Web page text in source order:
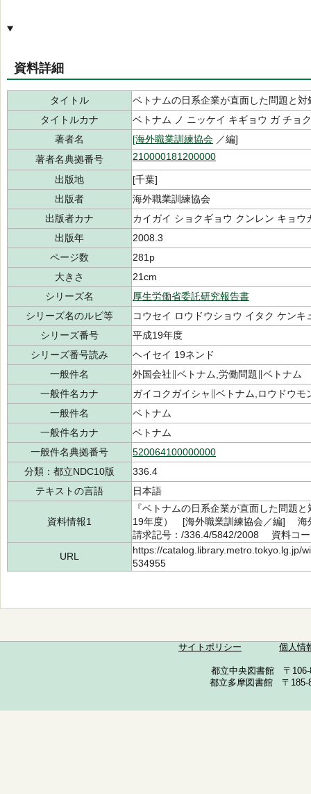
資料詳細
タイトル
ベトナムの日系企業が直面した問題と対
タイトルカナ
ベトナム ノ ニッケイ キギョウ ガ チョ
著者名
[海外職業訓練協会 ／編]
著者名典拠番号
210000181200000
出版地
[千葉]
出版者
海外職業訓練協会
出版者カナ
カイガイ ショクギョウ クンレン キョウ
出版年
2008.3
ページ数
281p
大きさ
21cm
シリーズ名
厚生労働省委託研究報告書
シリーズ名のルビ等
コウセイ ロウドウショウ イタク ケンキ
シリーズ番号
平成19年度
シリーズ番号読み
ヘイセイ 19ネンド
一般件名
外国会社∥ベトナム,労働問題∥ベトナム
一般件名カナ
ガイコクガイシャ∥ベトナム,ロウドウモ
一般件名
ベトナム
一般件名カナ
ベトナム
一般件名典拠番号
520064100000000
分類：都立NDC10版
336.4
テキストの言語
日本語
資料情報1
『ベトナムの日系企業が直面した問題
19年度） [海外職業訓練協会／編]
請求記号：/336.4/5842/2008 資料コ
URL
https://catalog.library.metro.tokyo.lg.jp/
534955
サイトポリシー 個人情
都立中央図書館 〒
都立多摩図書館 〒185-